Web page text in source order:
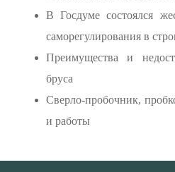
В Госдуме состоялся
саморегулирования в
Преимущества и
бруса
Сверло-пробочник,
и работы